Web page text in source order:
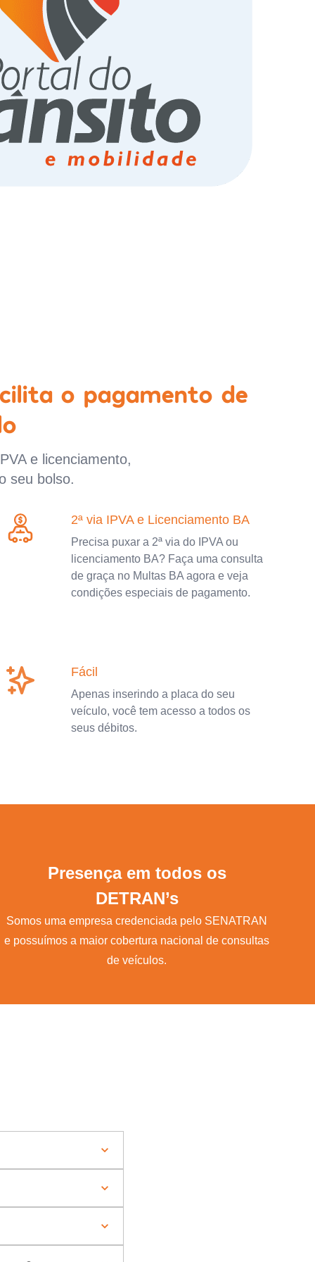
o pagamento de
e licenciamento,
seu bolso.
2ª via IPVA e Licenciamento BA
Precisa puxar a 2ª via do IPVA ou
licenciamento BA? Faça uma consulta
de graça no Multas BA agora e veja
condições especiais de pagamento.
Fácil
Apenas inserindo a placa do seu
veículo, você tem acesso a todos os
seus débitos.
Presença em todos os
DETRAN’s
Somos uma empresa credenciada pelo SENATRAN
e possuímos a maior cobertura nacional de consultas
de veículos.